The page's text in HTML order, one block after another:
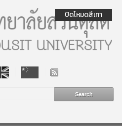
ปิดโหมดสีเทา